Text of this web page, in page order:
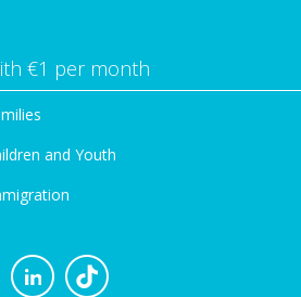
€1 per month
and Youth